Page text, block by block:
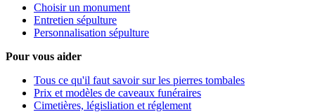
Choisir un monument
Entretien sépulture
Personnalisation sépulture
Pour vous aider
Tous ce qu'il faut savoir sur les pierres tombales
Prix et modèles de caveaux funéraires
Cimetières, législiation et réglement